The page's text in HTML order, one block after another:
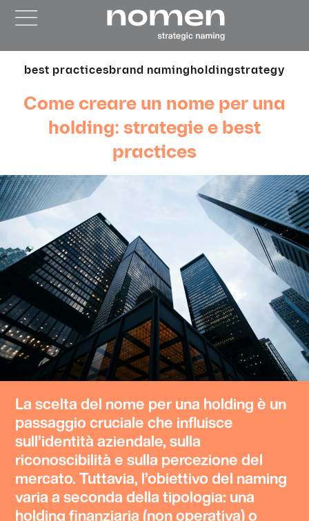
best practicesbrand namingholdingstrategy
Come creare un nome per una
holding: strategie e best
practices
La scelta del nome per una holdingè un
passaggio cruciale che influisce
sull’identità aziendale, sulla
riconoscibilità e sulla percezione del
mercato. Tuttavia, l’obiettivo del naming
varia a seconda della tipologia: una
holding finanziaria (non operativa) o